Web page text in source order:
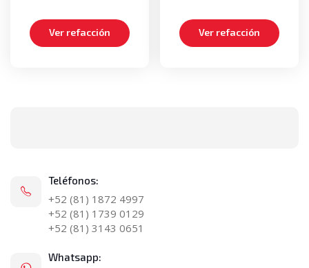
Ver refacción Ver refacción
Teléfonos:
+52 (81) 1872 4997
+52 (81) 1739 0129
+52 (81) 3143 0651
Whatsapp: